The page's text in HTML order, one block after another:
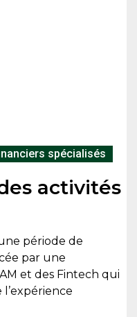
spécialisés
activités
période de
par une
et des Fintech qui